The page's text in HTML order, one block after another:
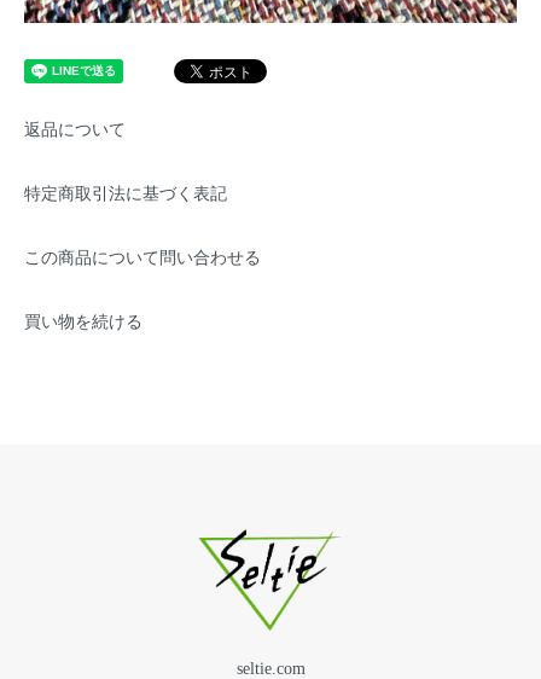
返品について
特定商取引法に基づく表記
この商品について問い合わせる
買い物を続ける
seltie.com